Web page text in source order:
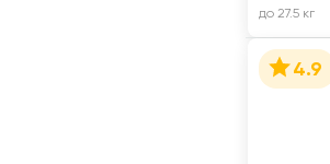
до 27.5 кг
4.9